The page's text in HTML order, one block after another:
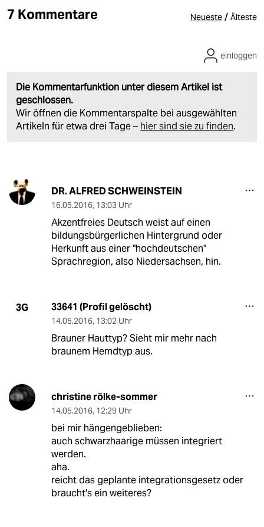
7 Kommentare Neueste / Älteste
Die Kommentarfunktion unter diesem Artikel ist
geschlossen.
Wir öffnen die Kommentarspalte bei ausgewählten
Artikeln für etwa drei Tage – hier sind sie zu finden.
einloggen
DR. ALFRED SCHWEINSTEIN
16.05.2016, 13:03 Uhr
Akzentfreies Deutsch weist auf einen
bildungsbürgerlichen Hintergrund oder
Herkunft aus einer "hochdeutschen"
Sprachregion, also Niedersachsen, hin.
3G 33641 (Profil gelöscht)
14.05.2016, 13:02 Uhr
Brauner Hauttyp? Sieht mir mehr nach
braunem Hemdtyp aus.
christine rölke-sommer
14.05.2016, 12:29 Uhr
bei mir hängengeblieben:
auch schwarzhaarige müssen integriert
werden.
aha.
reicht das geplante integrationsgesetz oder
braucht's ein weiteres?